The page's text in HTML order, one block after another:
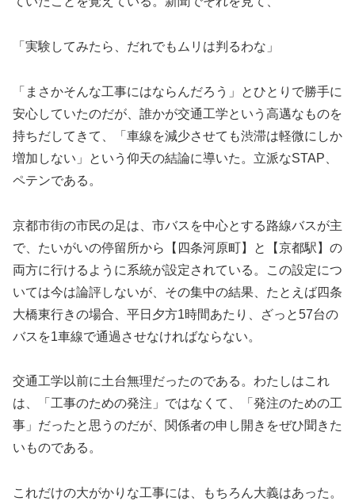
「実験してみたら、だれでもムリは判るわな」
「まさかそんな工事にはならんだろう」とひとりで勝手に
安心していたのだが、誰かが交通工学という高邁なものを
持ちだしてきて、「車線を減少させても渋滞は軽微にしか
増加しない」という仰天の結論に導いた。立派なSTAP、
ペテンである。
京都市街の市民の足は、市バスを中心とする路線バスが主
で、たいがいの停留所から【四条河原町】と【京都駅】の
両方に行けるように系統が設定されている。この設定につ
いては今は論評しないが、その集中の結果、たとえば四条
大橋東行きの場合、平日夕方1時間あたり、ざっと57台の
バスを1車線で通過させなければならない。
交通工学以前に土台無理だったのである。わたしはこれ
は、「工事のための発注」ではなくて、「発注のための工
事」だったと思うのだが、関係者の申し開きをぜひ聞きた
いものである。
これだけの大がかりな工事には、もちろん大義はあった。